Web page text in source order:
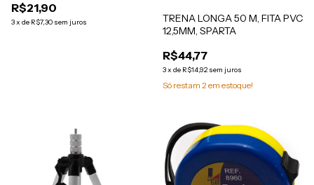
MAGNETICO, 1 PC // MTX
R$21,90
3x de R$7,30 sem juros
TRENA LONGA 50 M, FITA PVC
12,5MM, SPARTA
R$44,77
3x de R$14,92 sem juros
Só restam 2 em estoque!